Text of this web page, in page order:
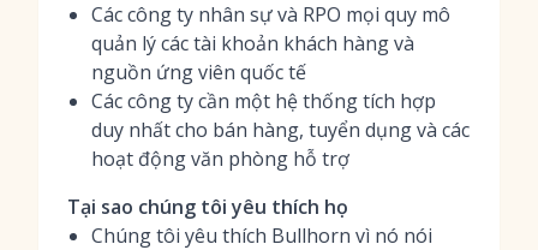
Các công ty nhân sự và RPO mọi quy mô
quản lý các tài khoản khách hàng và
nguồn ứng viên quốc tế
Các công ty cần một hệ thống tích hợp
duy nhất cho bán hàng, tuyển dụng và các
hoạt động văn phòng hỗ trợ
Tại sao chúng tôi yêu thích họ
Chúng tôi yêu thích Bullhorn vì nó nói